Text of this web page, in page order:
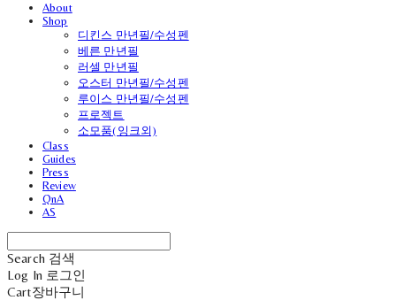
About
Shop
디킨스 만년필/수성펜
베른 만년필
러셀 만년필
오스터 만년필/수성펜
루이스 만년필/수성펜
프로젝트
소모품(잉크외)
Class
Guides
Press
Review
QnA
AS
Search 검색
Log In 로그인
Cart장바구니